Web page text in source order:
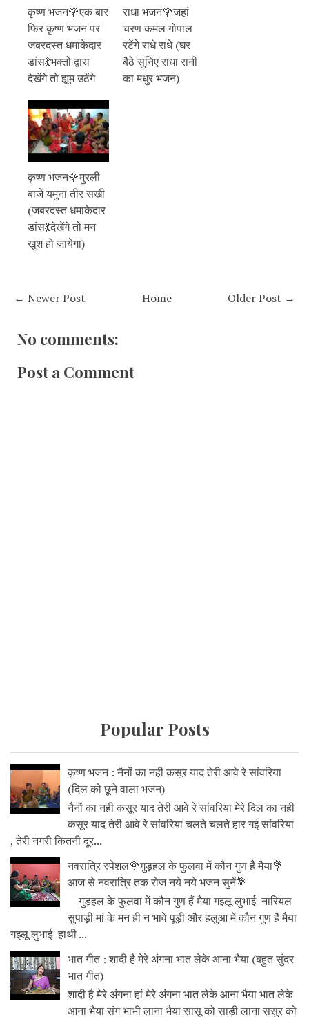
कृष्ण भजन🌹एक बार
फिर कृष्ण भजन पर
जबरदस्त धमाकेदार
डांस💃भक्तों द्वारा
देखेंगे तो झूम उठेंगे
राधा भजन🌹जहां
चरण कमल गोपाल
रटेंगे राधे राधे (घर
बैठे सुनिए राधा रानी
का मधुर भजन)
कृष्ण भजन🌹मुरली
बाजे यमुना तीर सखी
(जबरदस्त धमाकेदार
डांस💃देखेंगे तो मन
खुश हो जायेगा)
← Newer Post Older Post →
Home
No comments:
Post a Comment
Popular Posts
कृष्ण भजन : नैनों का नही कसूर याद तेरी आवे रे सांवरिया
(दिल को छूने वाला भजन)
नैनों का नही कसूर याद तेरी आवे रे सांवरिया मेरे दिल का नही
कसूर याद तेरी आवे रे सांवरिया चलते चलते हार गई सांवरिया
, तेरी नगरी कितनी दूर...
नवरात्रि स्पेशल🌹गुड़हल के फुलवा में कौन गुण हैं मैया💐
आज से नवरात्रि तक रोज नये नये भजन सुनें💐
गुड़हल के फुलवा में कौन गुण हैं मैया गइलू लुभाई नारियल
सुपाड़ी मां के मन ही न भावे पूड़ी और हलुआ में कौन गुण हैं मैया
गइलू लुभाई हाथी ...
भात गीत : शादी है मेरे अंगना भात लेके आना भैया (बहुत सुंदर
भात गीत)
शादी है मेरे अंगना हां मेरे अंगना भात लेके आना भैया भात लेके
आना भैया संग भाभी लाना भैया सासू को साड़ी लाना ससुर को